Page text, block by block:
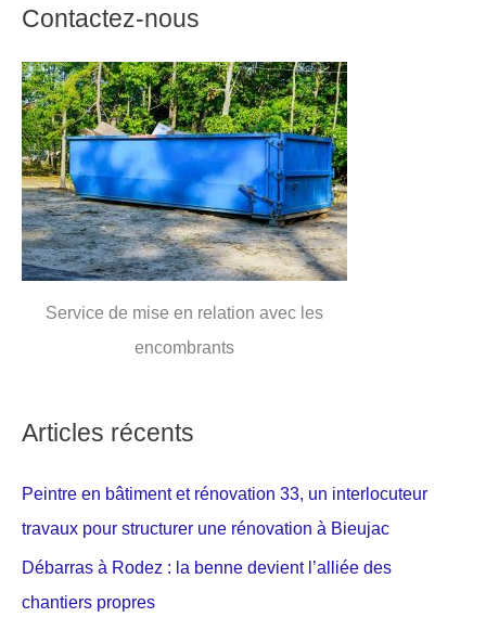
Contactez-nous
Service de mise en relation avec les
encombrants
Articles récents
Peintre en bâtiment et rénovation 33, un interlocuteur
travaux pour structurer une rénovation à Bieujac
Débarras à Rodez : la benne devient l’alliée des
chantiers propres